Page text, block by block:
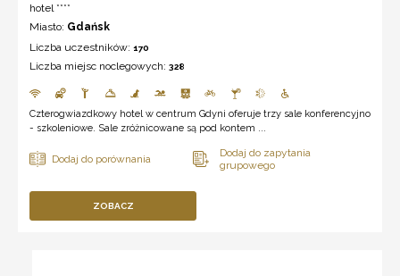
hotel ****
Miasto: Gdańsk
Liczba uczestników: 170
Liczba miejsc noclegowych: 328
Czterogwiazdkowy hotel w centrum Gdyni oferuje trzy sale konferencyjno
- szkoleniowe. Sale zróżnicowane są pod kontem ...
ZOBACZ